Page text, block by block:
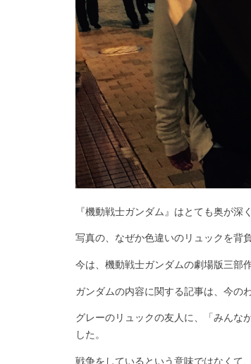
『機動戦士ガンダム』はとても奥が深
写真の、なぜか色違いのリュックを背
今は、機動戦士ガンダムの劇場版三部
ガンダムの内容に関する記事は、今の
グレーのリュックの友人に、「みんな
した。
戦争をしているという意味ではなくて